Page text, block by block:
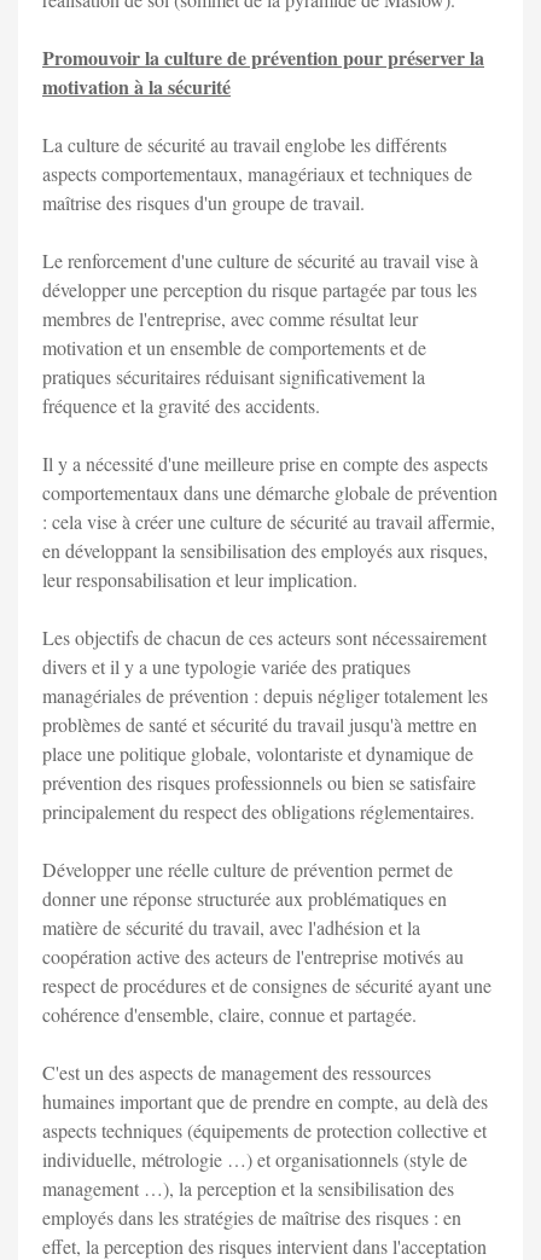
Promouvoir la culture de prévention pour préserver la
motivation à la sécurité
La culture de sécurité au travail englobe les différents
aspects comportementaux, managériaux et techniques de
maîtrise des risques d'un groupe de travail.
Le renforcement d'une culture de sécurité au travail vise à
développer une perception du risque partagée par tous les
membres de l'entreprise, avec comme résultat leur
motivation et un ensemble de comportements et de
pratiques sécuritaires réduisant significativement la
fréquence et la gravité des accidents.
Il y a nécessité d'une meilleure prise en compte des aspects
comportementaux dans une démarche globale de prévention
: cela vise à créer une culture de sécurité au travail affermie,
en développant la sensibilisation des employés aux risques,
leur responsabilisation et leur implication.
Les objectifs de chacun de ces acteurs sont nécessairement
divers et il y a une typologie variée des pratiques
managériales de prévention : depuis négliger totalement les
problèmes de santé et sécurité du travail jusqu'à mettre en
place une politique globale, volontariste et dynamique de
prévention des risques professionnels ou bien se satisfaire
principalement du respect des obligations réglementaires.
Développer une réelle culture de prévention permet de
donner une réponse structurée aux problématiques en
matière de sécurité du travail, avec l'adhésion et la
coopération active des acteurs de l'entreprise motivés au
respect de procédures et de consignes de sécurité ayant une
cohérence d'ensemble, claire, connue et partagée.
C'est un des aspects de management des ressources
humaines important que de prendre en compte, au delà des
aspects techniques (équipements de protection collective et
individuelle, métrologie …) et organisationnels (style de
management …), la perception et la sensibilisation des
employés dans les stratégies de maîtrise des risques : en
effet, la perception des risques intervient dans l'acceptation